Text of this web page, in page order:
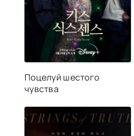
Поцелуй шестого
чувства